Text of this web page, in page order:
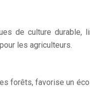
de culture durable,
les agriculteurs.
forêts, favorise un